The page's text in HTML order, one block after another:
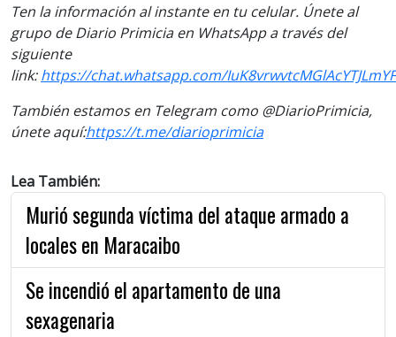
Ten la información al instante en tu celular. Únete al
grupo de Diario Primicia en WhatsApp a través del
siguiente
link:https://chat.whatsapp.com/IuK8vrwvtcMGlAcYTJLmYF
También estamos en Telegram como @DiarioPrimicia,
únete aquí:https://t.me/diarioprimicia
Lea También:
Murió segunda víctima del ataque armado a
locales en Maracaibo
Se incendió el apartamento de una
sexagenaria